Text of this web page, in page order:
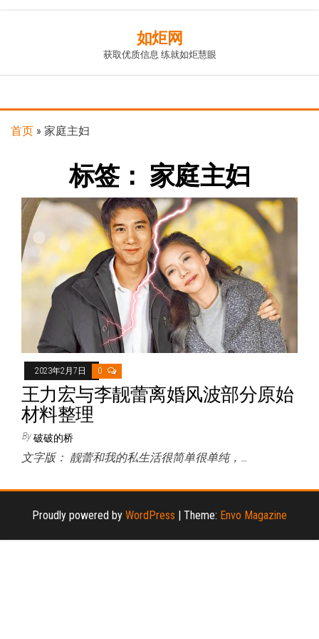
content
如炬网
获取优质信息 练就如炬慧眼
首页 » 家庭主妇
标签： 家庭主妇
2023年2月7日 0
王力宏与李靓蕾离婚风波部分原始
材料整理
By 破破的桥
文字版： 靓蕾和我的私生活很简单很单纯，…
Proudly powered by WordPress Theme: Envo Magazine